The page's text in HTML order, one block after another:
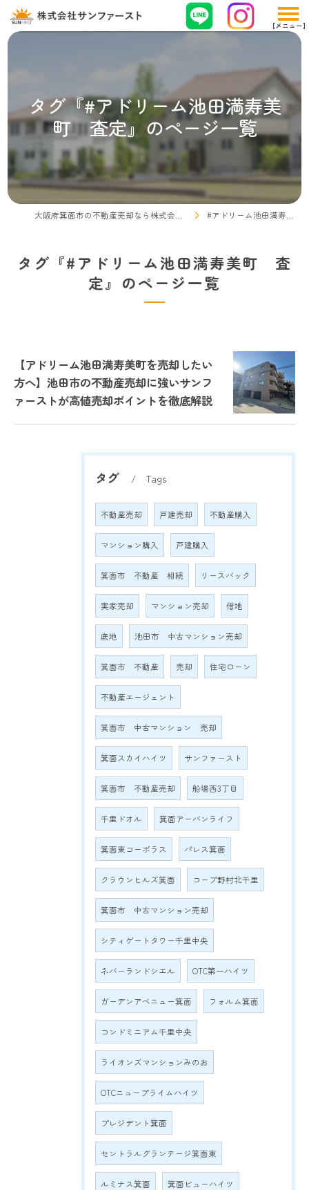
タグ『#アドリーム池田満寿美
町 査定』のページ一覧
#アドリーム池田満寿美町 査定
タグ『#アドリーム池田満寿美町 査
定』のページ一覧
【アドリーム池田満寿美町を売却したい
方へ】池田市の不動産売却に強いサンフ
ァーストが高値売却ポイントを徹底解説
タグ Tags
不動産売却 戸建売却 不動産購入
マンション購入 戸建購入
箕面市 不動産 相続 リースバック
実家売却 マンション売却 借地
底地 池田市 中古マンション売却
箕面市 不動産 売却 住宅ローン
不動産エージェント
箕面市 中古マンション 売却
箕面スカイハイツ サンファースト
箕面市 不動産売却 船場西3丁目
千里ドオル 箕面アーバンライフ
箕面東コーポラス パレス箕面
クラウンヒルズ箕面 コープ野村北千里
箕面市 中古マンション売却
シティゲートタワー千里中央
ネバーランドシエル OTC第一ハイツ
ガーデンアベニュー箕面 フォルム箕面
コンドミニアム千里中央
ライオンズマンションみのお
OTCニュープライムハイツ
プレジデント箕面
セントラルグランテージ箕面東
ルミナス箕面 箕面ビューハイツ